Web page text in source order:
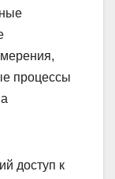
процессы
доступ к